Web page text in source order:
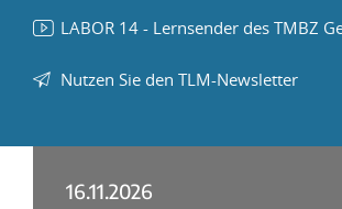
LABOR 14 - Lernsender des TMBZ
Nutzen Sie den TLM-Newsletter
16.11.2026